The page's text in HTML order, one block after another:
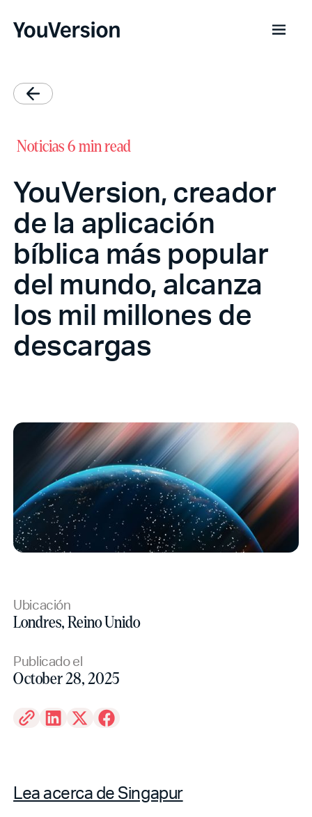
Noticias 6 min read
YouVersion, creador
de la aplicación
bíblica más popular
del mundo, alcanza
los mil millones de
descargas
Ubicación
Londres, Reino Unido
Publicado el
October 28, 2025
Lea acerca de Singapur